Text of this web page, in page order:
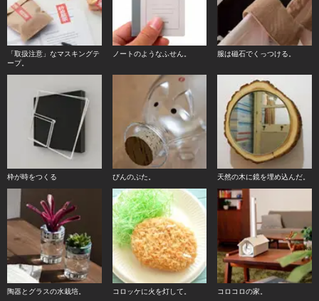
「取扱注意」なマスキングテ
ープ。
ノートのようなふせん。 服は磁石でくっつける。
枠が時をつくる びんのぶた。 天然の木に鏡を埋め込んだ。
陶器とグラスの水栽培。 コロッケに火を灯して。 コロコロの家。